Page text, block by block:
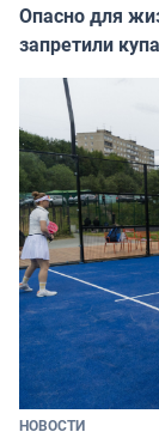
Опасно для
запретили
НОВОСТИ